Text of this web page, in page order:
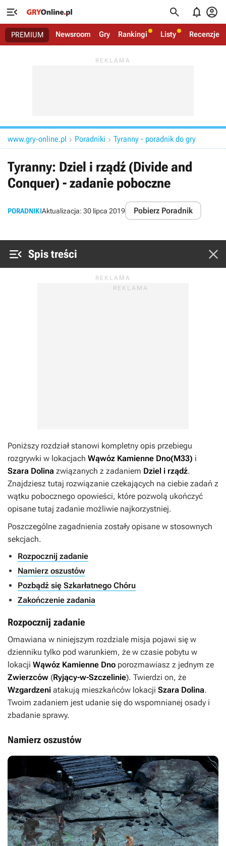
   
PREMIUM Newsroom Gry Rankingi Listy Recenzje
www.gry-online.pl  Poradniki  Tyranny - poradnik do gry
Tyranny: Dziel i rządź (Divide and
Conquer) - zadanie poboczne
PORADNIKIAktualizacja: 30 lipca 2019 Pobierz Poradnik
 Spis treści 
Poniższy rozdział stanowi kompletny opis przebiegu
rozgrywki w lokacjach Wąwóz Kamienne Dno(M33) i
Szara Dolina związanych z zadaniem Dziel i rządź.
Znajdziesz tutaj rozwiązanie czekających na ciebie zadań z
wątku pobocznego opowieści, które pozwolą ukończyć
opisane tutaj zadanie możliwie najkorzystniej.
Poszczególne zagadnienia zostały opisane w stosownych
sekcjach.
Rozpocznij zadanie
Namierz oszustów
Pozbądź się Szkarłatnego Chóru
Zakończenie zadania
Rozpocznij zadanie
Omawiana w niniejszym rozdziale misja pojawi się w
dzienniku tylko pod warunkiem, że w czasie pobytu w
lokacji Wąwóz Kamienne Dno porozmawiasz z jednym ze
Zwierzców (Ryjący-w-Szczelinie). Twierdzi on, że
Wzgardzeni atakują mieszkańców lokacji Szara Dolina.
Twoim zadaniem jest udanie się do wspomnianej osady i
zbadanie sprawy.
Namierz oszustów